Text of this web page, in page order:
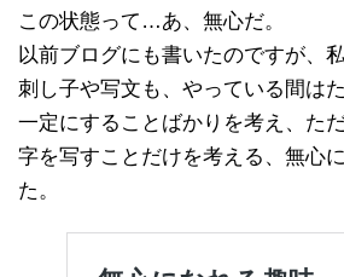
この状態って…あ、無心だ。
以前ブログにも書いたのですが、
刺し子や写文も、やっている間は
一定にすることばかりを考え、た
字を写すことだけを考える、無心
た。